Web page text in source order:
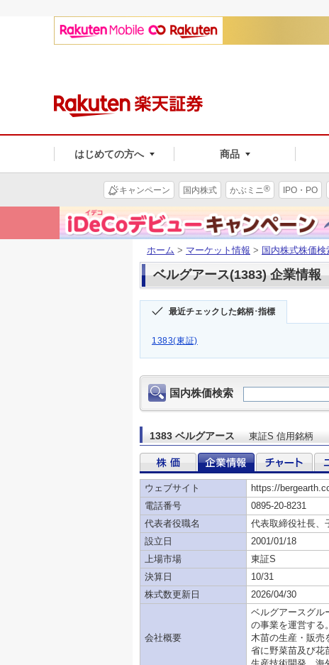
はじめての方へ 商品
キャンペーン 国内株式 かぶミニ® IPO・PO
ホーム > マーケット情報 > 国内株式株価検
ベルグアース(1383) 企業情報
最近チェックした銘柄･指標
1383(東証)